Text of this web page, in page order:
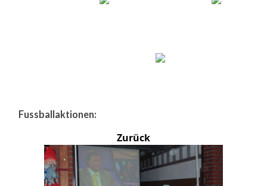
Fussballaktionen:
Zurück